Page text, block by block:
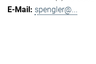
spengler@...